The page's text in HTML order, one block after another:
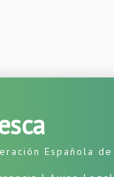
Española de